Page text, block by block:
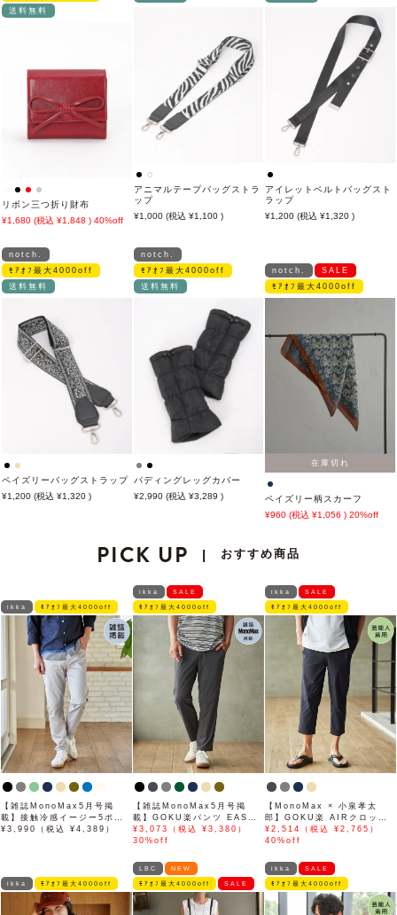
送料無料
リボン三つ折り財布
1,680
1,848 40%off
アニマルテープバッグストラ
ップ
1,000
1,100
アイレットベルトバッグスト
ラップ
1,200
1,320
notch.
ﾓｱｵﾌ最大4000off
送料無料
ペイズリーバッグストラップ
1,200
1,320
notch.
ﾓｱｵﾌ最大4000off
送料無料
パディングレッグカバー
2,990
3,289
notch.
SALE
ﾓｱｵﾌ最大4000off
在庫切れ
ペイズリー柄スカーフ
960
1,056 20%off
PICK UP | おすすめ商品
ikka ﾓｱｵﾌ最大4000off
【雑誌MonoMax5月号掲
載】接触冷感イージー5ポケ
ット
¥3,990（税込 ¥4,389）
ikka SALE
ﾓｱｵﾌ最大4000off
【雑誌MonoMax5月号掲
載】GOKU楽パンツ EASY
STRETCH 冷感アンクル
【接触冷感】「小泉孝太郎さ
¥3,073（税込 ¥3,380）
30%off
ikka SALE
ﾓｱｵﾌ最大4000off
【MonoMax × 小泉孝太
郎】GOKU楽 AIRクロップ
ドパンツ「小泉孝太郎さん着
用モデル」
¥2,514（税込 ¥2,765）
40%off
ikka ﾓｱｵﾌ最大4000off
LBC NEW
ﾓｱｵﾌ最大4000off SALE
ikka SALE
ﾓｱｵﾌ最大4000off